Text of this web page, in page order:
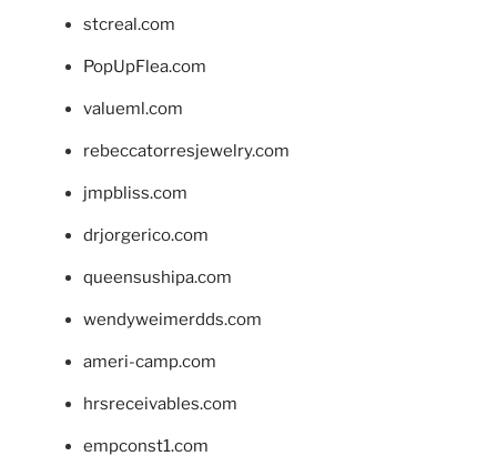
stcreal.com
PopUpFlea.com
valueml.com
rebeccatorresjewelry.com
jmpbliss.com
drjorgerico.com
queensushipa.com
wendyweimerdds.com
ameri-camp.com
hrsreceivables.com
empconst1.com